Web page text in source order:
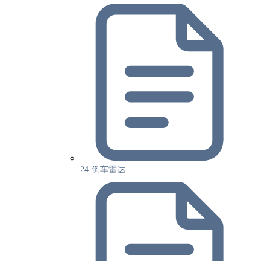
24-倒车雷达